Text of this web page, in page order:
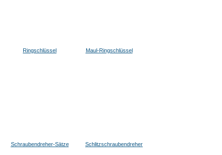
Ringschlüssel Maul-Ringschlüssel
Schraubendreher-Sätze Schlitzschraubendreher